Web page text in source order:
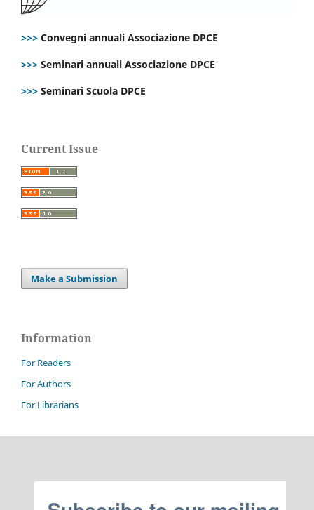
>>> Convegni annuali Associazione DPCE
>>> Seminari annuali Associazione DPCE
>>> Seminari Scuola DPCE
Current Issue
Make a Submission
Information
For Readers
For Authors
For Librarians